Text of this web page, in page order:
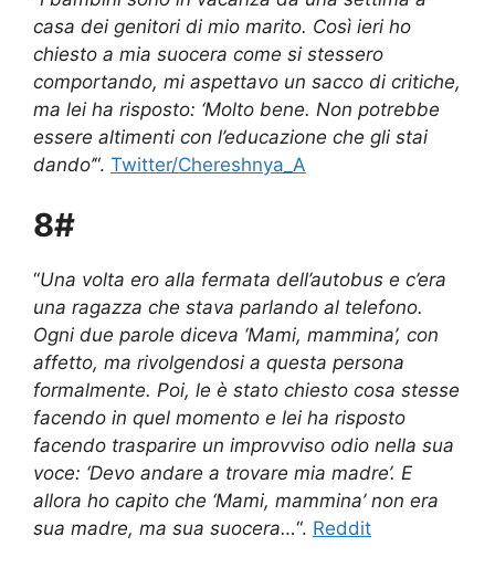
casa dei genitori di mio marito. Così ieri ho
chiesto a mia suocera come si stessero
comportando, mi aspettavo un sacco di critiche,
ma lei ha risposto: ‘Molto bene. Non potrebbe
essere altimenti con l’educazione che gli stai
dando’“. Twitter/Chereshnya_A
8#
“Una volta ero alla fermata dell’autobus e c’era
una ragazza che stava parlando al telefono.
Ogni due parole diceva ‘Mami, mammina’, con
affetto, ma rivolgendosi a questa persona
formalmente. Poi, le è stato chiesto cosa stesse
facendo in quel momento e lei ha risposto
facendo trasparire un improvviso odio nella sua
voce: ‘Devo andare a trovare mia madre’. E
allora ho capito che ‘Mami, mammina’ non era
sua madre, ma sua suocera…“. Reddit